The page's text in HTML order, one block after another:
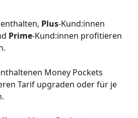
Plus-Kund:innen
Prime-Kund:innen profitieren
Money Pockets
Tarif upgraden oder für je